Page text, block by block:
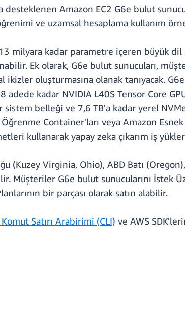
Amazon EC2 G6e bulut
ve uzamsal hesaplama kullanım
milyara kadar parametre içeren büyük
Ek olarak, G6e bulut sunucuları,
oluşturmasına olanak tanıyacak.
kadar NVIDIA L40S Tensor Core
belleği ve 7,6 TB'a kadar yerel
Container'ları veya Amazon
kullanarak yapay zeka çıkarım iş
(Kuzey Virginia, Ohio), ABD Batı
Müşteriler G6e bulut sunucularını İstek
bir parçası olarak satın alabilir.
Satırı Arabirimi (CLI) ve AWS